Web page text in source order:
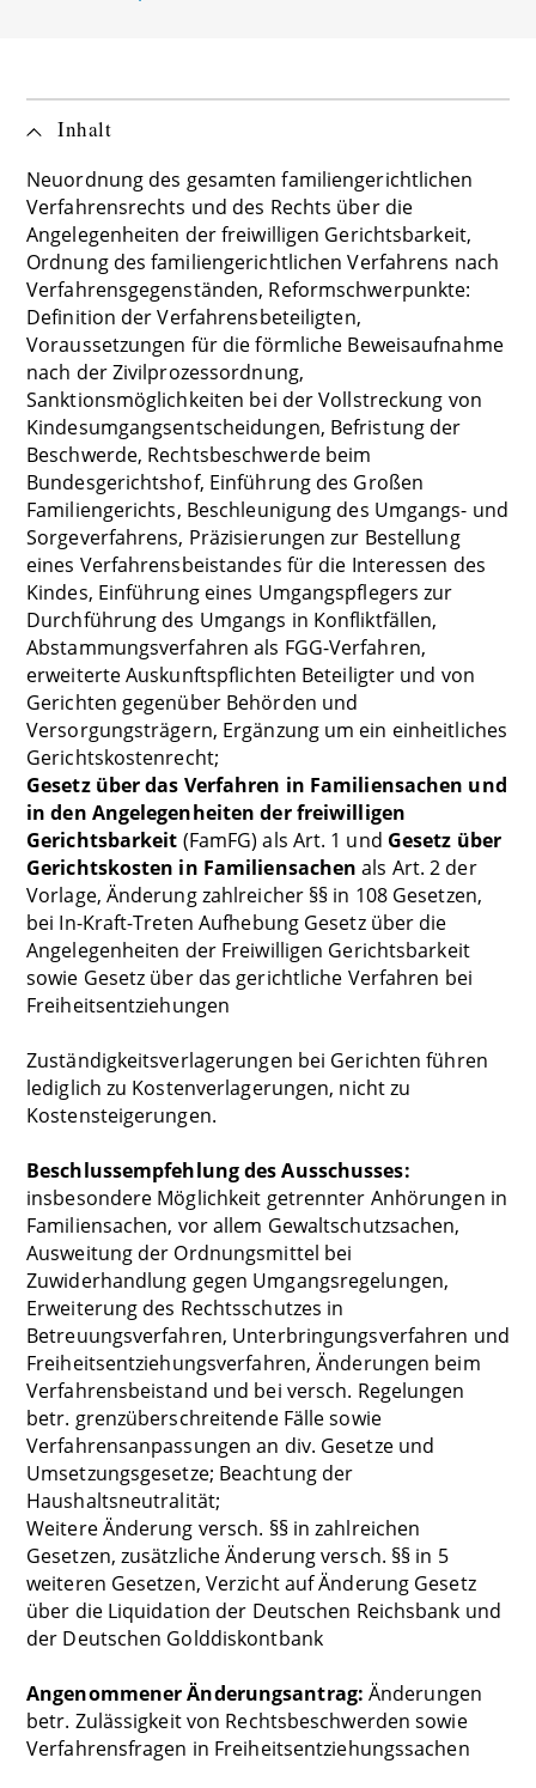
Inhalt
Neuordnung des gesamten familiengerichtlichen
Verfahrensrechts und des Rechts über die
Angelegenheiten der freiwilligen Gerichtsbarkeit,
Ordnung des familiengerichtlichen Verfahrens nach
Verfahrensgegenständen, Reformschwerpunkte:
Definition der Verfahrensbeteiligten,
Voraussetzungen für die förmliche Beweisaufnahme
nach der Zivilprozessordnung,
Sanktionsmöglichkeiten bei der Vollstreckung von
Kindesumgangsentscheidungen, Befristung der
Beschwerde, Rechtsbeschwerde beim
Bundesgerichtshof, Einführung des Großen
Familiengerichts, Beschleunigung des Umgangs- und
Sorgeverfahrens, Präzisierungen zur Bestellung
eines Verfahrensbeistandes für die Interessen des
Kindes, Einführung eines Umgangspflegers zur
Durchführung des Umgangs in Konfliktfällen,
Abstammungsverfahren als FGG-Verfahren,
erweiterte Auskunftspflichten Beteiligter und von
Gerichten gegenüber Behörden und
Versorgungsträgern, Ergänzung um ein einheitliches
Gerichtskostenrecht;
Gesetz über das Verfahren in Familiensachen und
in den Angelegenheiten der freiwilligen
Gerichtsbarkeit (FamFG) als Art. 1 und Gesetz über
Gerichtskosten in Familiensachen als Art. 2 der
Vorlage, Änderung zahlreicher §§ in 108 Gesetzen,
bei In-Kraft-Treten Aufhebung Gesetz über die
Angelegenheiten der Freiwilligen Gerichtsbarkeit
sowie Gesetz über das gerichtliche Verfahren bei
Freiheitsentziehungen
Zuständigkeitsverlagerungen bei Gerichten führen
lediglich zu Kostenverlagerungen, nicht zu
Kostensteigerungen.
Beschlussempfehlung des Ausschusses:
insbesondere Möglichkeit getrennter Anhörungen in
Familiensachen, vor allem Gewaltschutzsachen,
Ausweitung der Ordnungsmittel bei
Zuwiderhandlung gegen Umgangsregelungen,
Erweiterung des Rechtsschutzes in
Betreuungsverfahren, Unterbringungsverfahren und
Freiheitsentziehungsverfahren, Änderungen beim
Verfahrensbeistand und bei versch. Regelungen
betr. grenzüberschreitende Fälle sowie
Verfahrensanpassungen an div. Gesetze und
Umsetzungsgesetze; Beachtung der
Haushaltsneutralität;
Weitere Änderung versch. §§ in zahlreichen
Gesetzen, zusätzliche Änderung versch. §§ in 5
weiteren Gesetzen, Verzicht auf Änderung Gesetz
über die Liquidation der Deutschen Reichsbank und
der Deutschen Golddiskontbank
Angenommener Änderungsantrag: Änderungen
betr. Zulässigkeit von Rechtsbeschwerden sowie
Verfahrensfragen in Freiheitsentziehungssachen